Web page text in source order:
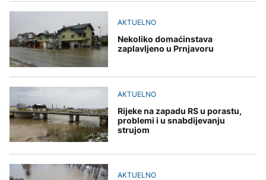
AKTUELNO
Nekoliko domaćinstava
zaplavljeno u Prnjavoru
AKTUELNO
Rijeke na zapadu RS u porastu,
problemi i u snabdijevanju
strujom
AKTUELNO